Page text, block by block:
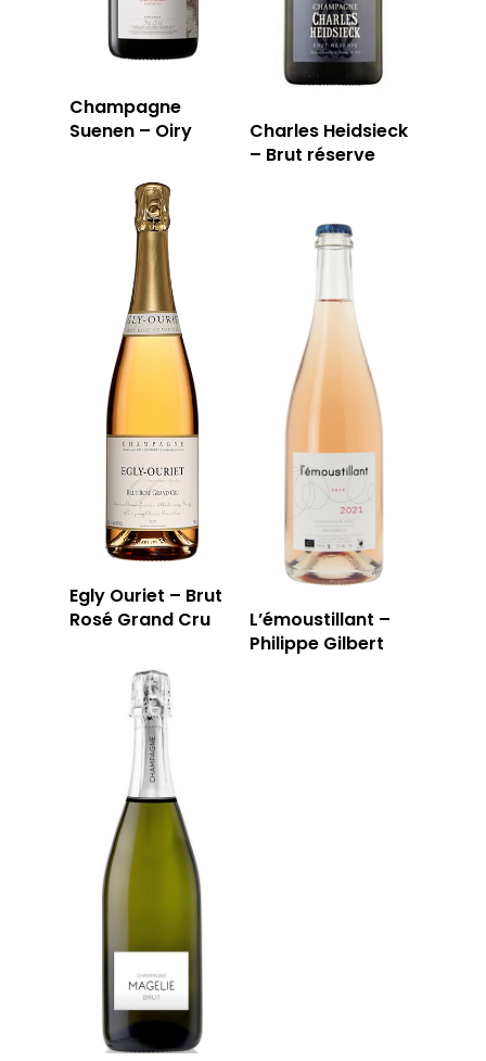
Champagne
Suenen – Oiry
Charles Heidsieck
– Brut réserve
Egly Ouriet – Brut
Rosé Grand Cru
L’émoustillant –
Philippe Gilbert
RÉSERVER
13006 Marseille